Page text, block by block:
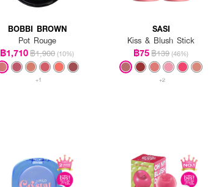
BOBBI BROWN
Pot Rouge
฿1,710฿1,900 (10%)
+1
SASI
Kiss & Blush Stick
฿75฿139 (46%)
+2